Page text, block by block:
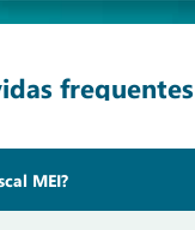
frequentes
MEI?